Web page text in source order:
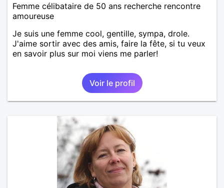
Femme célibataire de 50 ans recherche rencontre
amoureuse
Je suis une femme cool, gentille, sympa, drole.
J'aime sortir avec des amis, faire la fête, si tu veux
en savoir plus sur moi viens me parler!
Voir le profil